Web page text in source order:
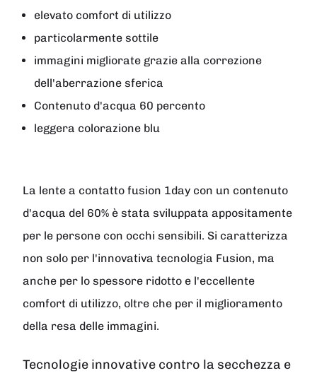
elevato comfort di utilizzo
particolarmente sottile
immagini migliorate grazie alla correzione
dell'aberrazione sferica
Contenuto d'acqua 60 percento
leggera colorazione blu
La lente a contatto fusion 1day con un contenuto
d'acqua del 60% è stata sviluppata appositamente
per le persone con occhi sensibili. Si caratterizza
non solo per l'innovativa tecnologia Fusion, ma
anche per lo spessore ridotto e l'eccellente
comfort di utilizzo, oltre che per il miglioramento
della resa delle immagini.
Tecnologie innovative contro la secchezza e